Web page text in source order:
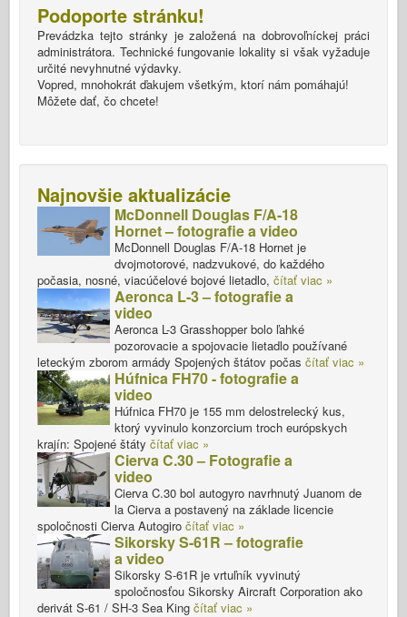
Podoporte stránku!
Prevádzka tejto stránky je založená na dobrovoľníckej práci
administrátora. Technické fungovanie lokality si však vyžaduje
určité nevyhnutné výdavky.
Vopred, mnohokrát ďakujem všetkým, ktorí nám pomáhajú!
Môžete dať, čo chcete!
Najnovšie aktualizácie
McDonnell Douglas F/A-18
Hornet – fotografie a video
McDonnell Douglas F/A-18 Hornet je
dvojmotorové, nadzvukové, do každého
počasia, nosné, viacúčelové bojové lietadlo, čítať viac »
Aeronca L-3 – fotografie a
video
Aeronca L-3 Grasshopper bolo ľahké
pozorovacie a spojovacie lietadlo používané
leteckým zborom armády Spojených štátov počas čítať viac »
Húfnica FH70 - fotografie a
video
Húfnica FH70 je 155 mm delostrelecký kus,
ktorý vyvinulo konzorcium troch európskych
krajín: Spojené štáty čítať viac »
Cierva C.30 – Fotografie a
video
Cierva C.30 bol autogyro navrhnutý Juanom de
la Cierva a postavený na základe licencie
spoločnosti Cierva Autogiro čítať viac »
Sikorsky S-61R – fotografie
a video
Sikorsky S-61R je vrtuľník vyvinutý
spoločnosťou Sikorsky Aircraft Corporation ako
derivát S-61 / SH-3 Sea King čítať viac »